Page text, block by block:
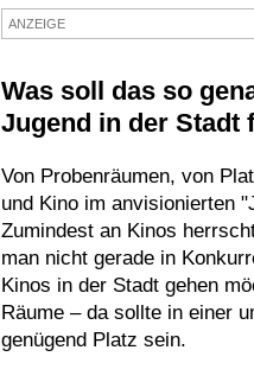
ANZEIGE
Was soll das so
Jugend in der Stadt
Von Probenräumen, von
und Kino im anvisionierten
Zumindest an Kinos
man nicht gerade in
Kinos in der Stadt gehen
Räume – da sollte in einer
genügend Platz sein.